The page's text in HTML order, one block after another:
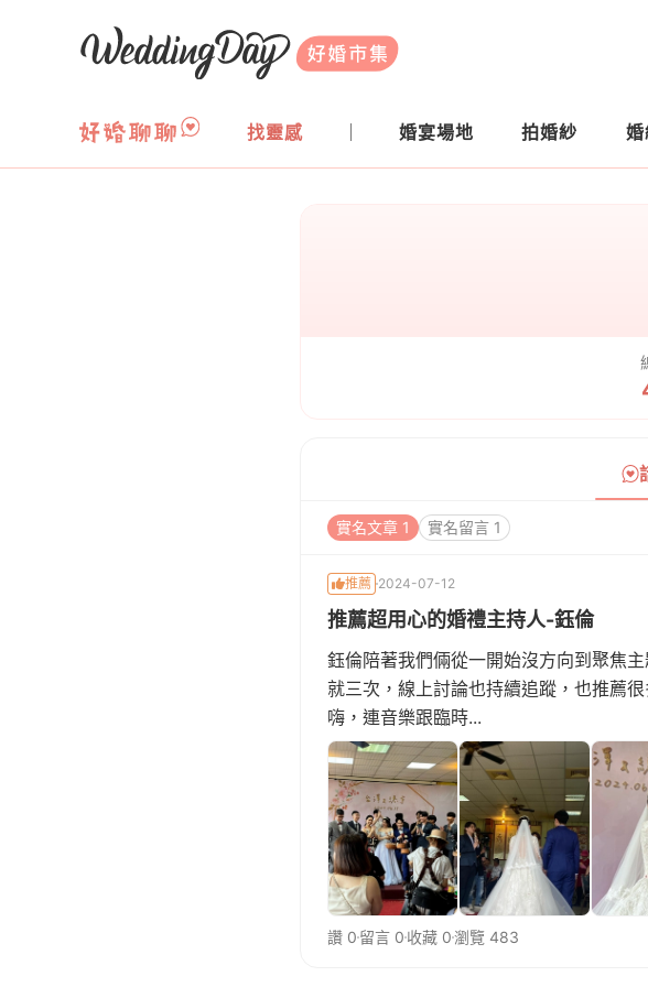
WeddingDay 好婚市集
找靈感 婚宴場地 拍婚紗
實名文章 1 實名留言 1
推薦 2024-07-12
推薦超用心的婚禮主持人-鈺倫
鈺倫陪著我們倆從一開始沒方向到聚焦
就三次，線上討論也持續追蹤，也推薦
嗨，連音樂跟臨時...
讚 0 留言 0 收藏 0瀏覽 483